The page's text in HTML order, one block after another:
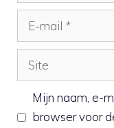
mail
Site
Mijn naam, e-
browser voor